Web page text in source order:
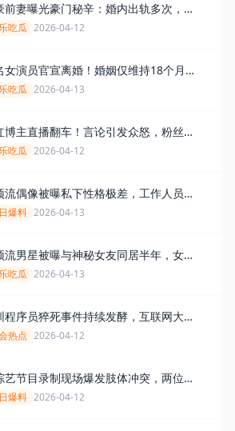
前妻曝光豪门秘辛：婚内出轨多次，财
割大战一触即发
吃瓜 2026-04-12
女演员官宣离婚！婚姻仅维持18个月，
第三者介入
吃瓜 2026-04-13
博主直播翻车！言论引发众怒，粉丝量
暴跌50万
吃瓜 2026-04-12
流偶像被曝私下性格极差，工作人员集
声
爆料 2026-04-13
流男星被曝与神秘女友同居半年，女方
终于曝光！
吃瓜 2026-04-13
程序员猝死事件持续发酵，互联网大厂
文化再遭质疑
热点 2026-04-12
艺节目录制现场爆发肢体冲突，两位嘉
打出手
爆料 2026-04-12